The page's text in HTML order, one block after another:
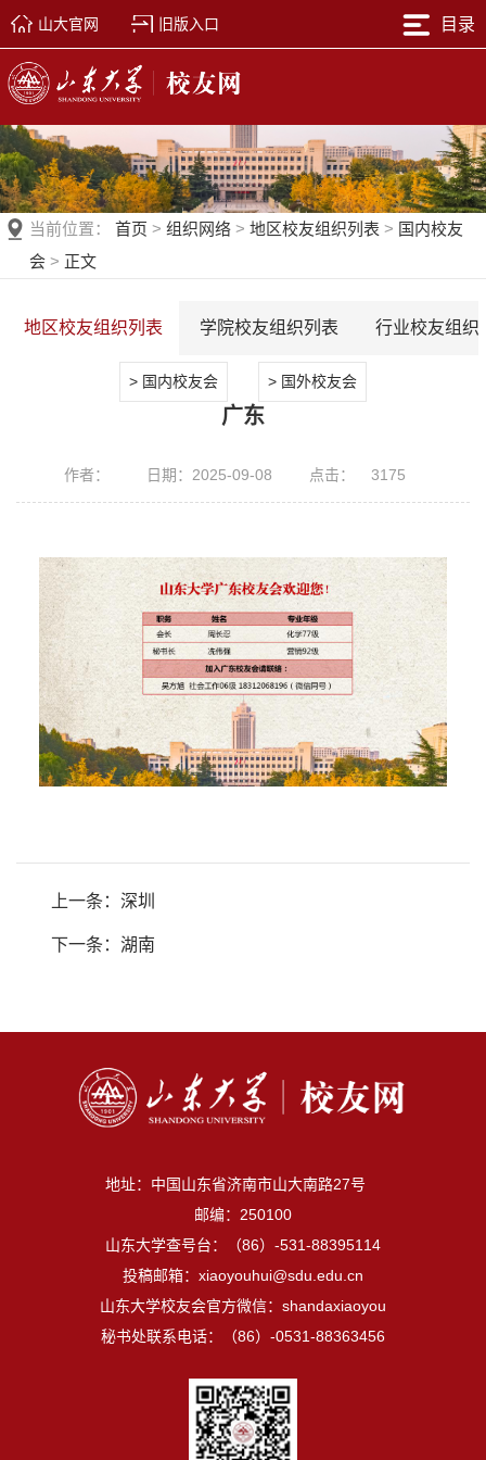
山大官网 旧版入口 目录
当前位置： 首页 > 组织网络> 地区校友组织列表 > 国内校友
会> 正文
地区校友组织列表 学院校友组织列表 行业校友组织
> 国内校友会 > 国外校友会
广东
作者： 日期：2025-09-08 点击： 3175
上一条：深圳
下一条：湖南
地址：中国山东省济南市山大南路27号
邮编：250100
山东大学查号台：（86）-531-88395114
投稿邮箱：xiaoyouhui@sdu.edu.cn
山东大学校友会官方微信：shandaxiaoyou
秘书处联系电话：（86）-0531-88363456